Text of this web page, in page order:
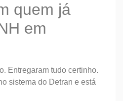
quem já
em
Entregaram tudo certinho.
sistema do Detran e está